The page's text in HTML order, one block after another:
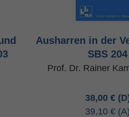
Ausharren in der
SBS 204
Prof. Dr. Rainer
38,00 €
39,10 €